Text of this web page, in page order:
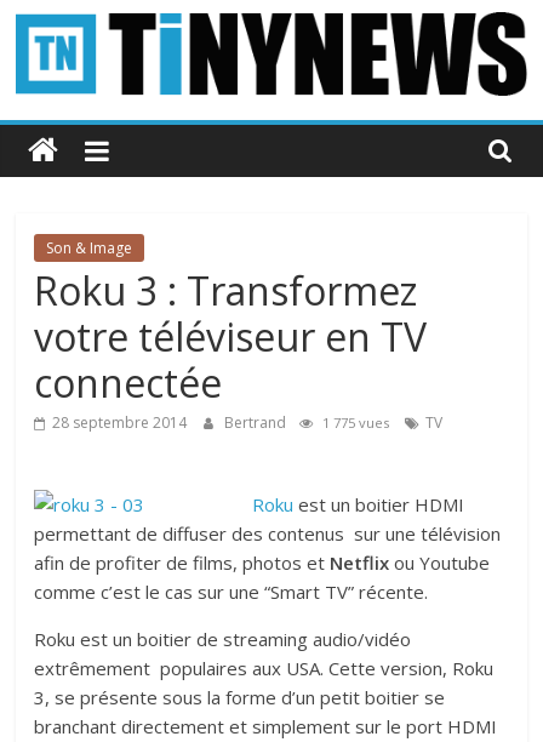
Passer
contenu
Tinynews
Le
belge
connecté
Son & Image
Roku 3 : Transformez
votre téléviseur en TV
connectée
28 septembre 2014 Bertrand 1 775 vues TV
Rokuest un boitier HDMI
permettant de diffuser des contenus sur une télévision
afin de profiter de films, photos et Netflix ou Youtube
comme c’est le cas sur une “Smart TV” récente.
Roku est un boitier de streaming audio/vidéo
extrêmement populaires aux USA. Cette version, Roku
3, se présente sous la forme d’un petit boitier se
branchant directement et simplement sur le port HDMI